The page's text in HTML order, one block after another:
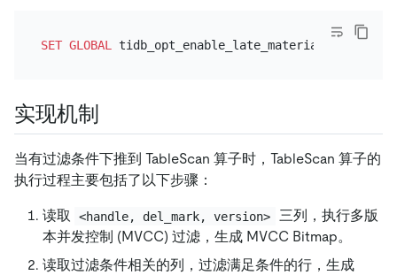
SET GLOBAL tidb_opt_enable_late_materialization
实现机制
当有过滤条件下推到 TableScan 算子时，TableScan 算子的
执行过程主要包括了以下步骤：
读取 <handle, del_mark, version>
三列，执行多版
本并发控制 (MVCC) 过滤，生成 MVCC Bitmap。
读取过滤条件相关的列，过滤满足条件的行，生成